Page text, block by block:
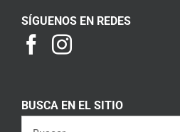
SÍGUENOS EN REDES
BUSCA EN EL SITIO